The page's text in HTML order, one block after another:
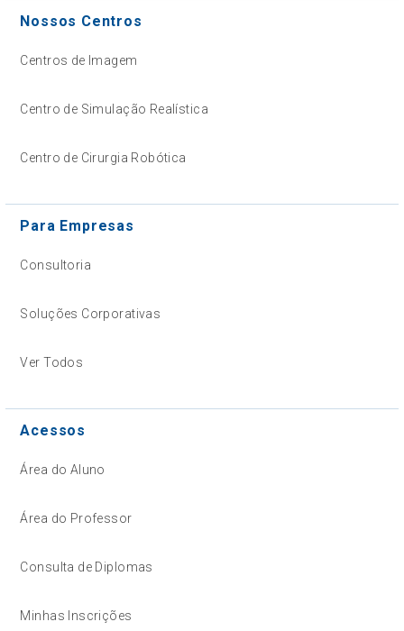
Nossos Centros
Centros de Imagem
Centro de Simulação Realística
Centro de Cirurgia Robótica
Para Empresas
Consultoria
Soluções Corporativas
Ver Todos
Acessos
Área do Aluno
Área do Professor
Consulta de Diplomas
Minhas Inscrições